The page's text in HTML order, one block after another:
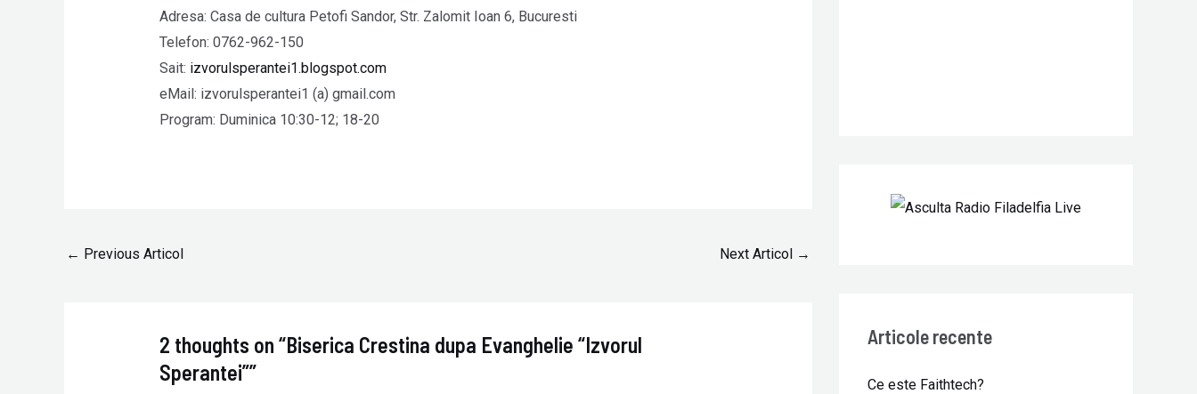
Adresa: Casa de cultura Petofi Sandor, Str. Zalomit Ioan 6, Bucuresti
Telefon: 0762-962-150
Sait: izvorulsperantei1.blogspot.com
eMail: izvorulsperantei1 (a) gmail.com
Program: Duminica 10:30-12; 18-20
← Previous Articol Next Articol →
2 thoughts on “Biserica Crestina dupa Evanghelie “Izvorul
Sperantei””
Articole recente
Ce este Faithtech?